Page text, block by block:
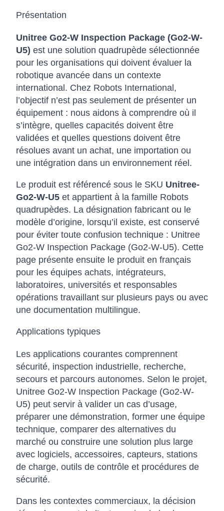
Présentation
Unitree Go2-W Inspection Package (Go2-W-
U5) est une solution quadrupède sélectionnée
pour les organisations qui doivent évaluer la
robotique avancée dans un contexte
international. Chez Robots International,
l’objectif n’est pas seulement de présenter un
équipement : nous aidons à comprendre où il
s’intègre, quelles capacités doivent être
validées et quelles questions doivent être
résolues avant un achat, une importation ou
une intégration dans un environnement réel.
Le produit est référencé sous le SKU Unitree-
Go2-W-U5 et appartient à la famille Robots
quadrupèdes. La désignation fabricant ou le
modèle d’origine, lorsqu’il existe, est conservé
pour éviter toute confusion technique : Unitree
Go2-W Inspection Package (Go2-W-U5). Cette
page présente ensuite le produit en français
pour les équipes achats, intégrateurs,
laboratoires, universités et responsables
opérations travaillant sur plusieurs pays ou avec
une documentation multilingue.
Applications typiques
Les applications courantes comprennent
sécurité, inspection industrielle, recherche,
secours et parcours autonomes. Selon le projet,
Unitree Go2-W Inspection Package (Go2-W-
U5) peut servir à valider un cas d’usage,
préparer une démonstration, former une équipe
technique, comparer des alternatives du
marché ou construire une solution plus large
avec logiciels, accessoires, capteurs, stations
de charge, outils de contrôle et procédures de
sécurité.
Dans les contextes commerciaux, la décision